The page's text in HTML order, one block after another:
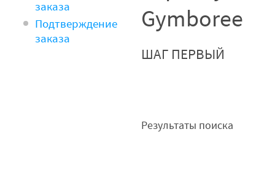
заказа
Подтверждение
заказа
Gymboree
ШАГ ПЕРВЫЙ
Результаты поиска